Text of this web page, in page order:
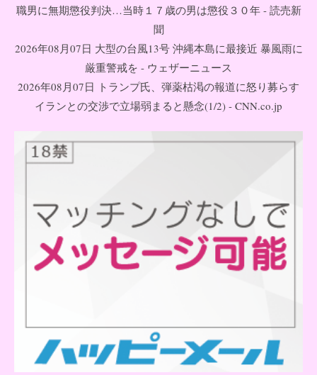
職男に無期懲役判決…当時１７歳の男は懲役３０年 - 読売新
聞
2026年08月07日 大型の台風13号 沖縄本島に最接近 暴風雨に
厳重警戒を - ウェザーニュース
2026年08月07日 トランプ氏、弾薬枯渇の報道に怒り募らす
イランとの交渉で立場弱まると懸念(1/2) - CNN.co.jp